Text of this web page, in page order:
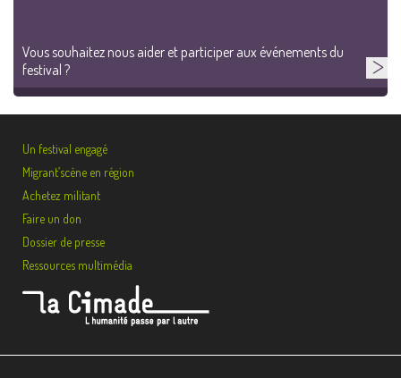
Vous souhaitez nous aider et participer aux événements du
festival ?
Un festival engagé
Migrant’scène en région
Achetez militant
Faire un don
Dossier de presse
Ressources multimédia